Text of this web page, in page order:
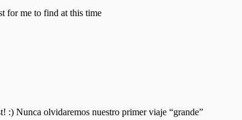
for me to find at this time
:) Nunca olvidaremos nuestro primer viaje “grande”